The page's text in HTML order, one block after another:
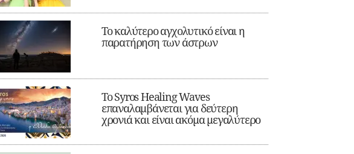
Το καλύτερο αγχολυτικό είναι η
παρατήρηση των άστρων
Το Syros Healing Waves
επαναλαμβάνεται για δεύτερη
χρονιά και είναι ακόμα μεγαλύτερο